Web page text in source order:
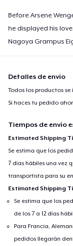
Before Arsene
he displayed his
Nagoya Grampus
Detalles de envío
Todos los productos
Si haces tu pedido
Tiempos de envío
Estimated Shipping
Se estima que los
7 días hábiles una vez
transportista para su
Estimated Shipping
Se estima que los
de los 7 a 12 días
Para Francia,
pedidos llegarán